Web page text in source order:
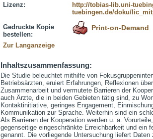
Lizenz:
http://tobias-lib.uni-
tuebingen.de/doku/
Gedruckte Kopie
bestellen:
Print-on-Demand
Zur Langanzeige
Inhaltszusammenfassung:
Die Studie beleuchtet mithilfe von
Betriebsärzten, eruiert Erfahrungen, Reflexionen
Zusammenarbeit und vermutete Barrieren der
auch Ärzte, die in beiden Gebieten tätig sind, zu
Kontaktinitiative, geringes Engagement,
Kommunikation zur Sprache. Weiterhin sind ein
Als Barrieren der Kooperation werden u. a.
gegenseitige eingeschränkte Erreichbarkeit und ein
genannt. Die vorliegende Untersuchung liefert